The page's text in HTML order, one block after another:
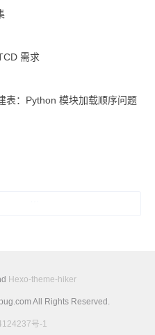
需求
表：Python 模块加载顺序问题
Hexo-theme-hiker
All Rights Reserved.
号-1